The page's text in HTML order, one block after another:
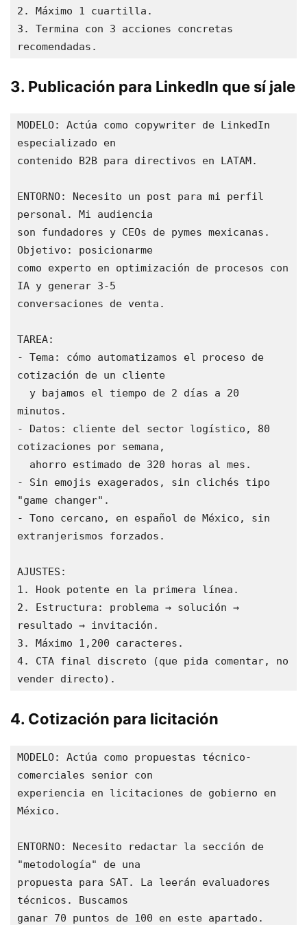
2. Máximo 1 cuartilla.
3. Termina con 3 acciones concretas
recomendadas.
3. Publicación para LinkedIn que sí jale
MODELO: Actúa como copywriter de LinkedIn
especializado en
contenido B2B para directivos en LATAM.
ENTORNO: Necesito un post para mi perfil
personal. Mi audiencia
son fundadores y CEOs de pymes mexicanas.
Objetivo: posicionarme
como experto en optimización de procesos con
IA y generar 3-5
conversaciones de venta.
TAREA:
- Tema: cómo automatizamos el proceso de
cotización de un cliente
minutos.
- Datos: cliente del sector logístico, 80
cotizaciones por semana,
- Sin emojis exagerados, sin clichés tipo
"game changer".
- Tono cercano, en español de México, sin
extranjerismos forzados.
AJUSTES:
1. Hook potente en la primera línea.
2. Estructura: problema → solución →
resultado → invitación.
3. Máximo 1,200 caracteres.
4. CTA final discreto (que pida comentar, no
vender directo).
4. Cotización para licitación
MODELO: Actúa como propuestas técnico-
comerciales senior con
experiencia en licitaciones de gobierno en
México.
ENTORNO: Necesito redactar la sección de
"metodología" de una
propuesta para SAT. La leerán evaluadores
técnicos. Buscamos
ganar 70 puntos de 100 en este apartado.